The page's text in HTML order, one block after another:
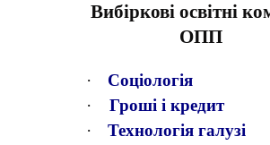
Вибіркові освітні
ОПП
·
Соціологія
·
Гроші і кредит
·
Технологія галузі